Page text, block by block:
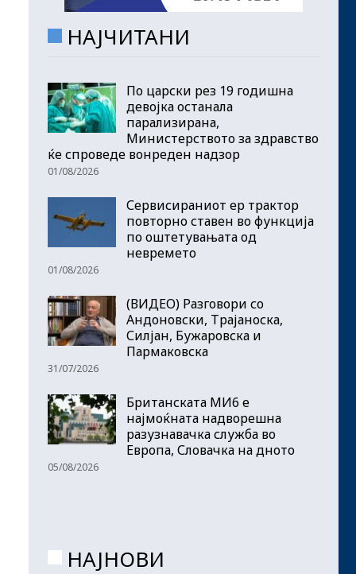
НАЈЧИТАНИ
По царски рез 19 годишна
девојка останала
парализирана,
Министерството за здравство
ќе спроведе вонреден надзор
01/08/2026
Сервисираниот ер трактор
повторно ставен во функција
по оштетувањата од
невремето
01/08/2026
(ВИДЕО) Разговори со
Андоновски, Трајаноска,
Силјан, Бужаровска и
Пармаковска
31/07/2026
Британската МИ6 е
најмоќната надворешна
разузнавачка служба во
Европа, Словачка на дното
05/08/2026
НАЈНОВИ